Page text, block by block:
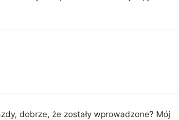
dobrze, że zostały wprowadzone? Mój